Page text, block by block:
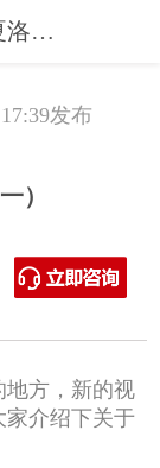
德国柏林旅游攻略：夏洛滕堡宫（一）
发布
）
方，新的视
家介绍下关于